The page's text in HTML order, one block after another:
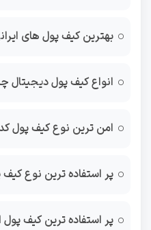
بهترین کیف پول های
انواع کیف پول
امن ترین نوع کیف پول
پر استفاده ترین نوع
پر استفاده ترین کیف